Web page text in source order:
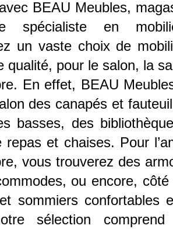
BEAU Meubles,
spécialiste en
un vaste choix de
qualité, pour le salon, la
En effet, BEAU
des canapés et
basses, des
repas et chaises. Pour
vous trouverez des
ou encore,
sommiers confortables
sélection